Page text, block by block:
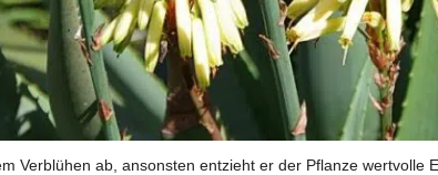
Verblühen ab, ansonsten entzieht er der Pflanze wertvolle